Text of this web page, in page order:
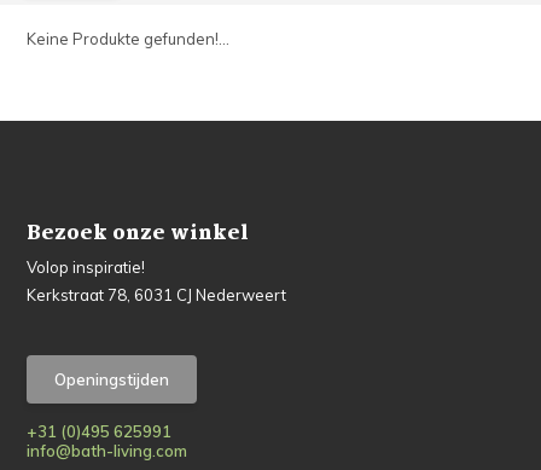
Keine Produkte gefunden!...
Bezoek onze winkel
Volop inspiratie!
Kerkstraat 78, 6031 CJ Nederweert
Openingstijden
+31 (0)495 625991
info@bath-living.com